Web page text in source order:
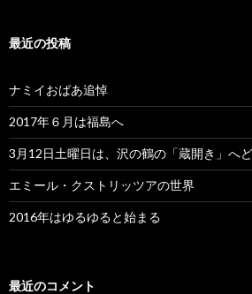
最近の投稿
ナミイおばあ追悼
2017年６月は福島へ
3月12日土曜日は、沢の鶴の「蔵開き」へど
エミール・クストリッツアの世界
2016年はゆるゆると始まる
最近のコメント